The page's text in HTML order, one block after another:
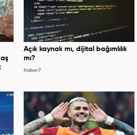
Açık kaynak mı, dijital bağımlılık
mı?
Haber7